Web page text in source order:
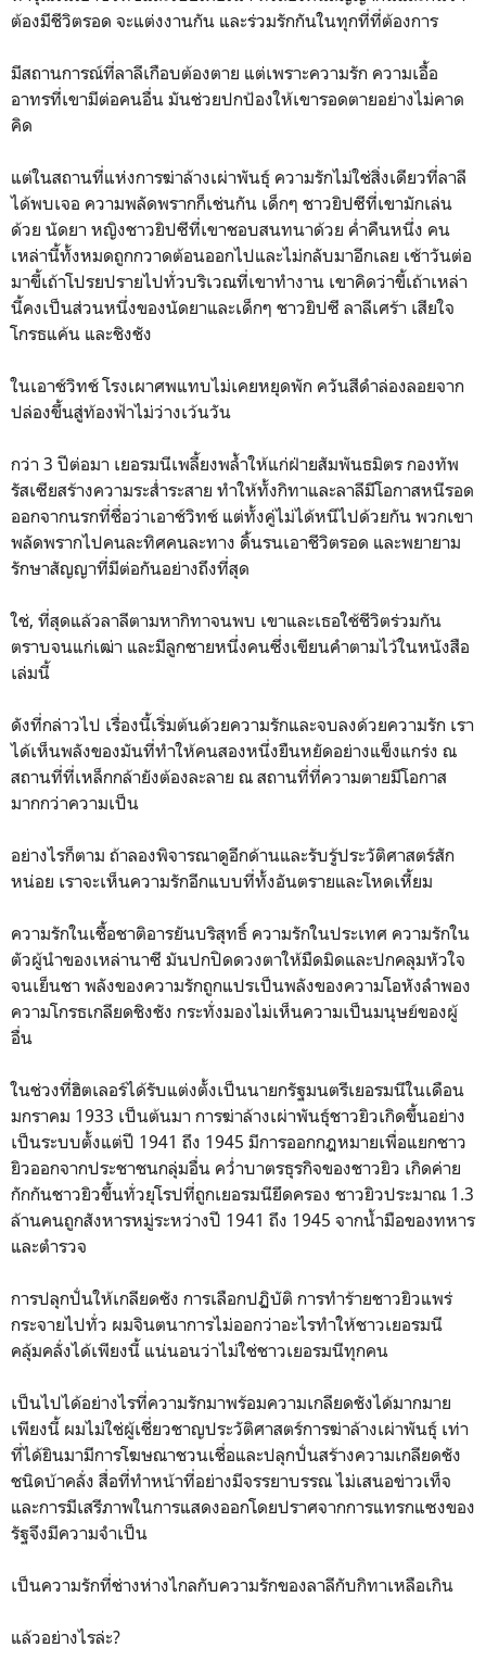
ต้องมีชีวิตรอด จะแต่งงานกัน และร่วมรักกันในทุกที่ที่ต้องการ
มีสถานการณ์ที่ลาลีเกือบต้องตาย แต่เพราะความรัก ความเอื้อ
อาทรที่เขามีต่อคนอื่น มันช่วยปกป้องให้เขารอดตายอย่างไม่คาด
คิด
แต่ในสถานที่แห่งการฆ่าล้างเผ่าพันธุ์ ความรักไม่ใช่สิ่งเดียวที่ลาลี
ได้พบเจอ ความพลัดพรากก็เช่นกัน เด็กๆ ชาวยิปซีที่เขามักเล่น
ด้วย นัดยา หญิงชาวยิปซีที่เขาชอบสนทนาด้วย ค่ำคืนหนึ่ง คน
เหล่านี้ทั้งหมดถูกกวาดต้อนออกไปและไม่กลับมาอีกเลย เช้าวันต่อ
มาขี้เถ้าโปรยปรายไปทั่วบริเวณที่เขาทำงาน เขาคิดว่าขี้เถ้าเหล่า
นี้คงเป็นส่วนหนึ่งของนัดยาและเด็กๆ ชาวยิปซี ลาลีเศร้า เสียใจ
โกรธแค้น และชิงชัง
ในเอาช์วิทช์ โรงเผาศพแทบไม่เคยหยุดพัก ควันสีดำล่องลอยจาก
ปล่องขึ้นสู่ท้องฟ้าไม่ว่างเว้นวัน
กว่า 3 ปีต่อมา เยอรมนีเพลี้ยงพล้ำให้แก่ฝ่ายสัมพันธมิตร กองทัพ
รัสเซียสร้างความระส่ำระสาย ทำให้ทั้งกิทาและลาลีมีโอกาสหนีรอด
ออกจากนรกที่ชื่อว่าเอาช์วิทช์ แต่ทั้งคู่ไม่ได้หนีไปด้วยกัน พวกเขา
พลัดพรากไปคนละทิศคนละทาง ดิ้นรนเอาชีวิตรอด และพยายาม
รักษาสัญญาที่มีต่อกันอย่างถึงที่สุด
ใช่, ที่สุดแล้วลาลีตามหากิทาจนพบ เขาและเธอใช้ชีวิตร่วมกัน
ตราบจนแก่เฒ่า และมีลูกชายหนึ่งคนซึ่งเขียนคำตามไว้ในหนังสือ
เล่มนี้
ดังที่กล่าวไป เรื่องนี้เริ่มต้นด้วยความรักและจบลงด้วยความรัก เรา
ได้เห็นพลังของมันที่ทำให้คนสองหนึ่งยืนหยัดอย่างแข็งแกร่ง ณ
สถานที่ที่เหล็กกล้ายังต้องละลาย ณ สถานที่ที่ความตายมีโอกาส
มากกว่าความเป็น
อย่างไรก็ตาม ถ้าลองพิจารณาดูอีกด้านและรับรู้ประวัติศาสตร์สัก
หน่อย เราจะเห็นความรักอีกแบบที่ทั้งอันตรายและโหดเหี้ยม
ความรักในเชื้อชาติอารยันบริสุทธิ์ ความรักในประเทศ ความรักใน
ตัวผู้นำของเหล่านาซี มันปกปิดดวงตาให้มืดมิดและปกคลุมหัวใจ
จนเย็นชา พลังของความรักถูกแปรเป็นพลังของความโอหังลำพอง
ความโกรธเกลียดชิงชัง กระทั่งมองไม่เห็นความเป็นมนุษย์ของผู้
อื่น
ในช่วงที่ฮิตเลอร์ได้รับแต่งตั้งเป็นนายกรัฐมนตรีเยอรมนีในเดือน
มกราคม 1933 เป็นต้นมา การฆ่าล้างเผ่าพันธุ์ชาวยิวเกิดขึ้นอย่าง
เป็นระบบตั้งแต่ปี 1941 ถึง 1945 มีการออกกฎหมายเพื่อแยกชาว
ยิวออกจากประชาชนกลุ่มอื่น คว่ำบาตรธุรกิจของชาวยิว เกิดค่าย
กักกันชาวยิวขึ้นทั่วยุโรปที่ถูกเยอรมนียึดครอง ชาวยิวประมาณ 1.3
ล้านคนถูกสังหารหมู่ระหว่างปี 1941 ถึง 1945 จากน้ำมือของทหาร
และตำรวจ
การปลุกปั่นให้เกลียดชัง การเลือกปฏิบัติ การทำร้ายชาวยิวแพร่
กระจายไปทั่ว ผมจินตนาการไม่ออกว่าอะไรทำให้ชาวเยอรมนี
คลุ้มคลั่งได้เพียงนี้ แน่นอนว่าไม่ใช่ชาวเยอรมนีทุกคน
เป็นไปได้อย่างไรที่ความรักมาพร้อมความเกลียดชังได้มากมาย
เพียงนี้ ผมไม่ใช่ผู้เชี่ยวชาญประวัติศาสตร์การฆ่าล้างเผ่าพันธุ์ เท่า
ที่ได้ยินมามีการโฆษณาชวนเชื่อและปลุกปั่นสร้างความเกลียดชัง
ชนิดบ้าคลั่ง สื่อที่ทำหน้าที่อย่างมีจรรยาบรรณ ไม่เสนอข่าวเท็จ
และการมีเสรีภาพในการแสดงออกโดยปราศจากการแทรกแซงของ
รัฐจึงมีความจำเป็น
เป็นความรักที่ช่างห่างไกลกับความรักของลาลีกับกิทาเหลือเกิน
แล้วอย่างไรล่ะ?